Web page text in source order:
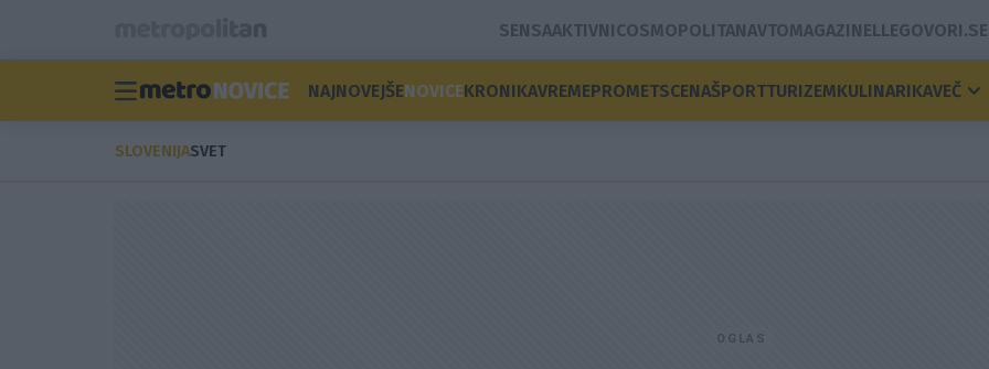
SENSAAKTIVNICOSMOPOLITANAVTOMAGAZINELLEGOVORI.SE
NAJNOVEJŠENOVICEKRONIKAVREMEPROMETSCENAŠPORTTURIZEMKULINARIKAVEČ
SLOVENIJASVET